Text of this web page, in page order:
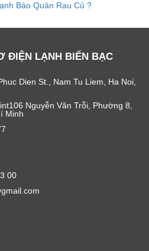
Bảo Quản Rau Củ ?
ĐIỆN LẠNH BIỂN BẠC
Dien St., Nam Tu Liem, Ha Noi,
Nguyễn Văn Trỗi, Phường 8,
Minh
00